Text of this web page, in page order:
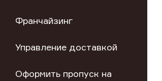
Франчайзинг
Управление доставкой
Оформить пропуск на